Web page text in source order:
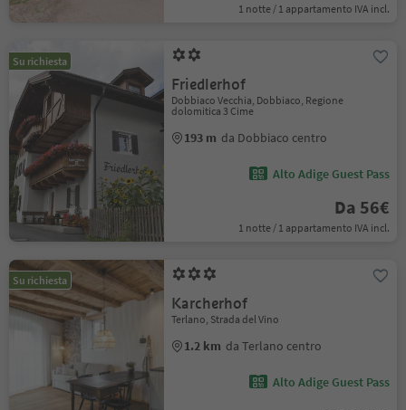
1 notte / 1 appartamento IVA incl.
Su richiesta
Friedlerhof
Dobbiaco Vecchia, Dobbiaco, Regione
dolomitica 3 Cime
193 m da Dobbiaco centro
Alto Adige Guest Pass
Da 56€
1 notte / 1 appartamento IVA incl.
Su richiesta
Karcherhof
Terlano, Strada del Vino
1.2 km da Terlano centro
Alto Adige Guest Pass